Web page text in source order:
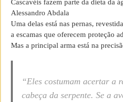
Cascavéis fazem parte da dieta da
Alessandro Abdala
Uma delas está nas pernas,
a escamas que oferecem proteção
Mas a principal arma está na
“Eles costumam acertar a
cabeça da serpente. Se a